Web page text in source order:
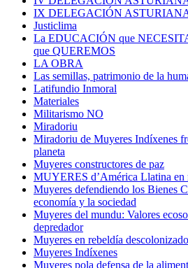
IX DELEGACIÓN
Justiclima
La EDUCACIÓN que
que QUEREMOS
LA OBRA
Las semillas, patrimonio de la
Latifundio Inmoral
Materiales
Militarismo NO
Miradoriu
Miradoriu de Muyeres Indíxenes
planeta
Muyeres constructores de paz
MUYERES d’América Llatina en
Muyeres defendiendo los Bienes
economía y la sociedad
Muyeres del mundu: Valores
depredador
Muyeres en rebeldía
Muyeres Indíxenes
Muyeres pola defensa de la